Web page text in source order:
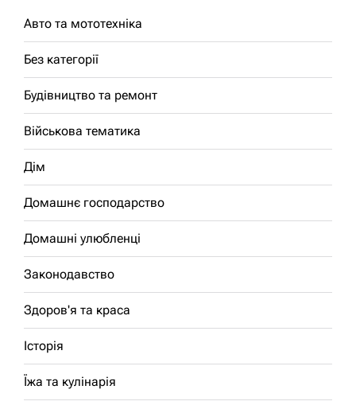
Авто та мототехніка
Без категорії
Будівництво та ремонт
Військова тематика
Дім
Домашнє господарство
Домашні улюбленці
Законодавство
Здоров'я та краса
Історія
Їжа та кулінарія